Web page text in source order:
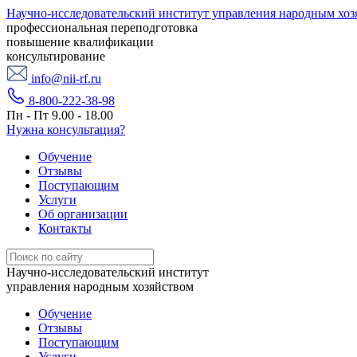
Научно-исследовательский институт управления народным
профессиональная переподготовка
повышение квалификации
консультирование
info@nii-rf.ru
8-800-222-38-98
Пн - Пт 9.00 - 18.00
Нужна консультация?
Обучение
Отзывы
Поступающим
Услуги
Об организации
Контакты
Научно-исследовательский институт
управления народным хозяйством
Обучение
Отзывы
Поступающим